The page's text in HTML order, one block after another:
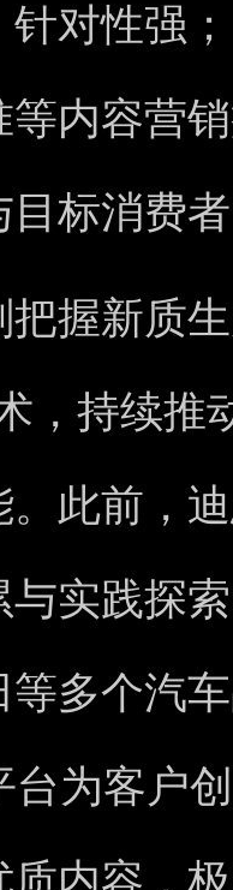
针对性强
内容营
标消费
把握新质
，持续推
此前，
与实践探
多个汽
为客户
内容，